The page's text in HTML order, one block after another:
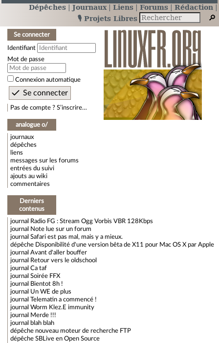
Dépêches Journaux Liens Forums
Rédaction
🎙️ Projets Libres
Se connecter
Identifiant
Mot de passe
Connexion automatique
Pas de compte ? S’inscrire…
analogue o/
journaux
dépêches
liens
messages sur les forums
entrées du suivi
ajouts au wiki
commentaires
Derniers
contenus
journal
Radio FG : Stream Ogg Vorbis VBR 128Kbps
journal
Note lue sur un forum
journal Safari est pas mal, mais y a mieux.
dépêche Disponibilité d'une version bêta de X11 pour Mac OS X par Apple
journal Avant d'aller bouffer
journal
Retour vers le oldschool
journal Ca taf
journal Soirée FFX
journal
Bientot 8h !
journal Un WE de plus
journal Telematin a commencé !
journal Worm Klez.E immunity
journal
Merde !!!
journal
blah blah
dépêche nouveau moteur de recherche FTP
dépêche SBLive en Open Source